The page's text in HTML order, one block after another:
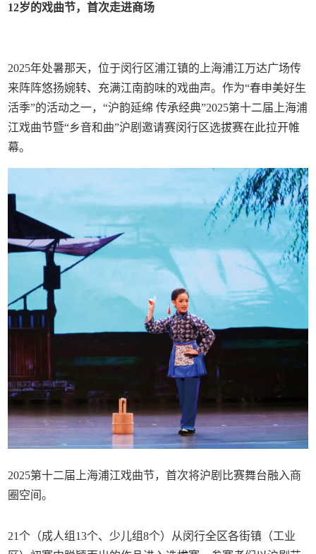
12岁的戏曲节，首次走进商场
2025年处暑那天，位于闵行区浦江镇的上海浦江万达广场传
来阵阵悠扬婉转、充满江南韵味的戏曲声。作为“春申美好生
活季”的活动之一，“沪韵延绵 传承经典”2025第十二届上海浦
江戏曲节暨“乡音和曲”沪剧邀请赛闵行区选拔赛在此拉开帷
幕。
2025第十二届上海浦江戏曲节，首次将沪剧比赛舞台融入商
圈空间。
21个（成人组13个、少儿组8个）从闵行全区各街镇（工业